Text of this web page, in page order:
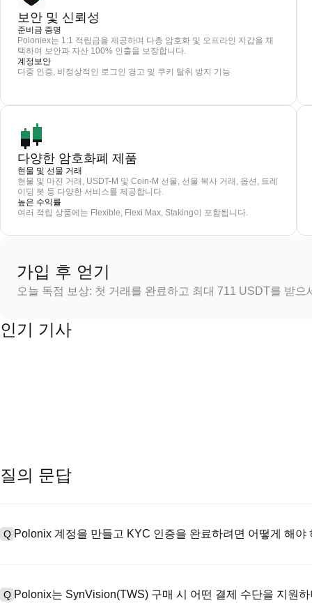
보안 및 신뢰성
준비금 증명
Poloniex는 1:1 적립금을 제공하며 다층 암호화 및 오프라인 지갑을 채
택하여 보안과 자산 100% 인출을 보장합니다.
계정보안
다중 인증, 비정상적인 로그인 경고 및 쿠키 탈취 방지 기능
다양한 암호화폐 제품
현물 및 선물 거래
현물 및 마진 거래, USDT-M 및 Coin-M 선물, 선물 복사 거래, 옵션, 트레
이딩 봇 등 다양한 서비스를 제공합니다.
높은 수익률
여러 적립 상품에는 Flexible, Flexi Max, Staking이 포함됩니다.
가입 후 얻기
오늘 독점 보상: 첫 거래를 완료하고 최대 711 USDT를 받으
인기 기사
질의 문답
Q Polonix 계정을 만들고 KYC 인증을 완료하려면 어떻게 해야
하여 유효한 신분증 문서를 업로드하고 셀카를 찍어 KYC 인증을 완
Q Polonix는 SynVision(TWS) 구매 시 어떤 결제 수단을 지원